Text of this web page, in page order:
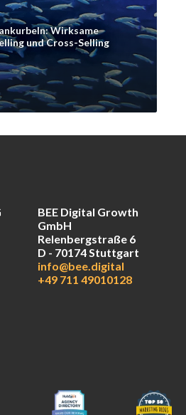
Wirksame
und Cross-Selling
BEE Digital Growth
GmbH
Relenbergstraße 6
D - 70174 Stuttgart
info@bee.digital
+49 711 49010128